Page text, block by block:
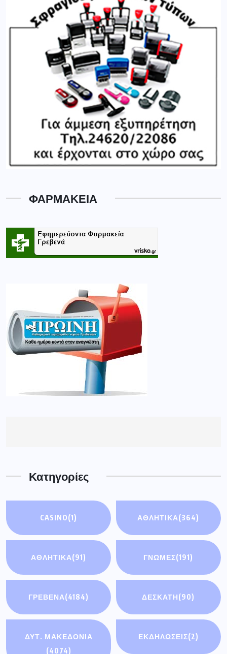
ΦΑΡΜΑΚΕΙΑ
Κατηγορίες
CASINO(1) ΑΘΛΗΤΙΚΑ(364)
ΑΘΛΗΤΙΚΆ(91) ΓΝΩΜΕΣ(191)
ΓΡΕΒΕΝΑ(4184) ΔΕΣΚΑΤΗ(90)
ΔΥΤ. ΜΑΚΕΔΟΝΙΑ
(4074)
ΕΚΔΗΛΩΣΕΙΣ(2)